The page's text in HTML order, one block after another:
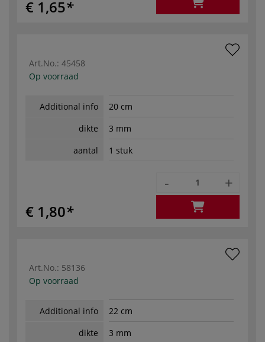
€ 1,65
Art.No.: 45458
Op voorraad
Additional info
20 cm
dikte
3 mm
aantal
1 stuk
€ 1,80
- +
Art.No.: 58136
Op voorraad
Additional info
22 cm
dikte
3 mm